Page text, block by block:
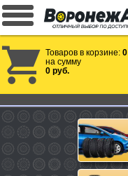
Товаров в корзине: 0
на сумму
0 руб.